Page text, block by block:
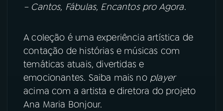
YouTube Facebook
Instagram X
TikTok
– Cantos, Fábulas, Encantos pro Agora.
A coleção é uma experiência artística de
contação de histórias e músicas com
temáticas atuais, divertidas e
emocionantes. Saiba mais noplayer
acima com a artista e diretora do projeto
Ana Maria Bonjour.